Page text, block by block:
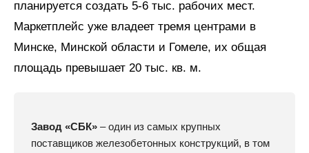
планируется создать 5-6 тыс. рабочих мест.
Маркетплейс уже владеет тремя центрами в
Минске, Минской области и Гомеле, их общая
площадь превышает 20 тыс. кв. м.
Завод «СБК» – один из самых крупных
поставщиков железобетонных конструкций, в том